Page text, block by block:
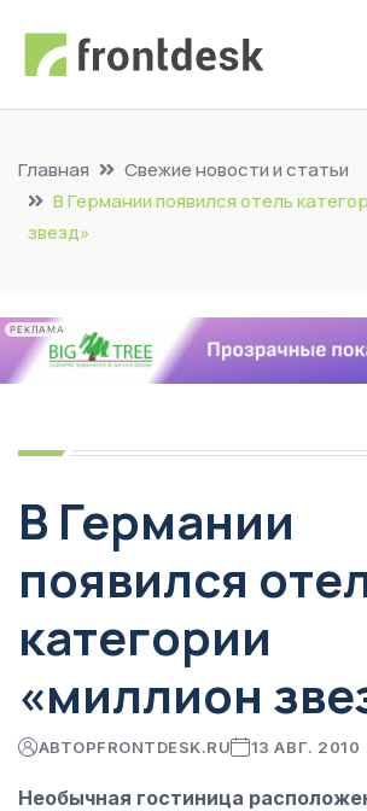
Главная
Свежие новости и статьи
В Германии появился отель
звезд»
РЕКЛАМА
В Германии
появился
категории
«миллион
АВТОРFRONTDESK.RU 13 АВГ. 2010
Необычная гостиница